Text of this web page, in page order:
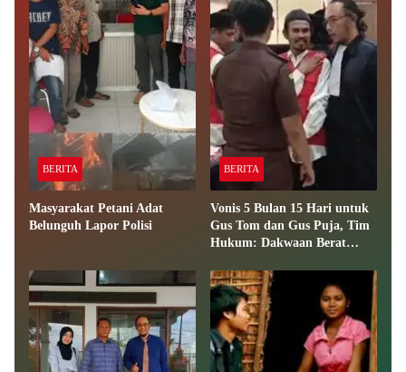
BERITA
Masyarakat Petani Adat
Belunguh Lapor Polisi
BERITA
Vonis 5 Bulan 15 Hari untuk
Gus Tom dan Gus Puja, Tim
Hukum: Dakwaan Berat